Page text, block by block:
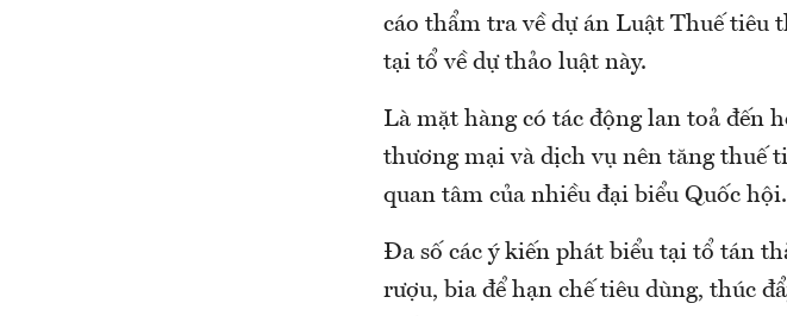
cáo thẩm tra về dự án Luật Thuế tiêu
tại tổ về dự thảo luật này.
Là mặt hàng có tác động lan toả đến
thương mại và dịch vụ nên tăng thuế
quan tâm của nhiều đại biểu Quốc hội.
Đa số các ý kiến phát biểu tại tổ tán
rượu, bia để hạn chế tiêu dùng, thúc